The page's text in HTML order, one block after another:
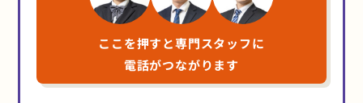
ここを押すと専門スタッフに
電話がつながります